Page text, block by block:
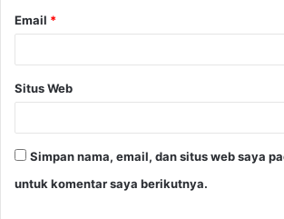
Email *
Situs Web
Simpan nama, email, dan situs web saya
untuk komentar saya berikutnya.